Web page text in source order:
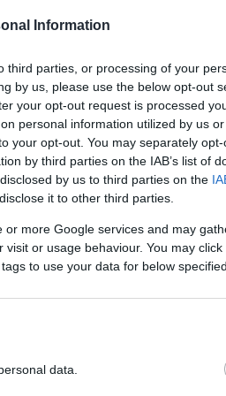
Information
third parties, or processing of your
by us, please use the below opt-out
your opt-out request is processed
personal information utilized by us
your opt-out. You may separately
by third parties on the IAB’s list of
by us to third parties on the
it to other third parties.
more Google services and may
or usage behaviour. You may
to use your data for below
data.